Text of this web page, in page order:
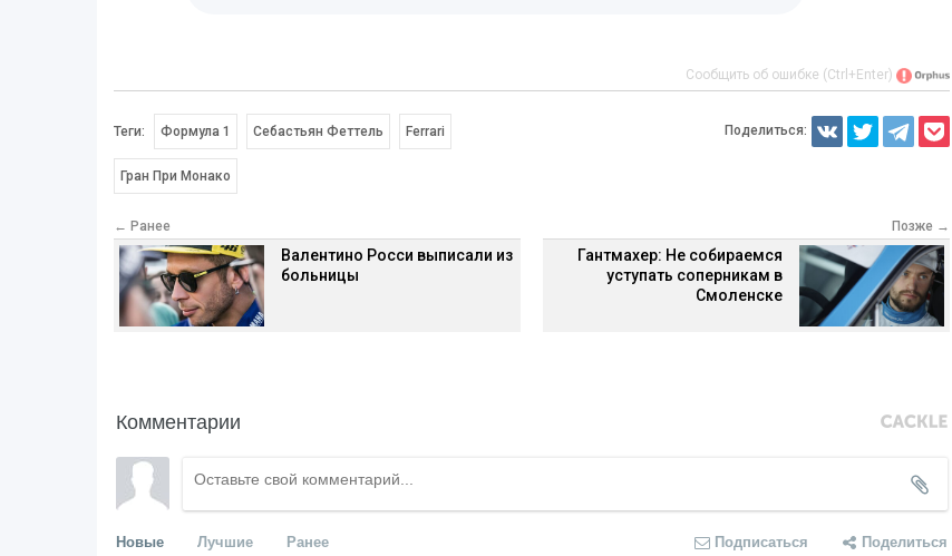
Сообщить об ошибке (Ctrl+Enter)
Теги: Формула 1 Себастьян Феттель Ferrari
Гран При Монако
Поделиться:
← Ранее
Валентино Росси выписали из
больницы
Позже →
Гантмахер: Не собираемся
уступать соперникам в
Смоленске
Комментарии
Новые Лучшие Ранее Подписаться Поделиться